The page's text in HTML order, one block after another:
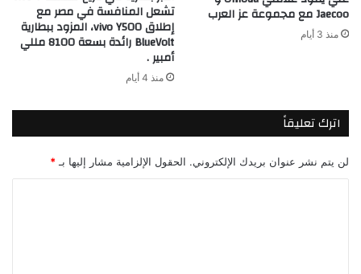
Jaecoo مع مجموعة عز العرب
منذ 3 أيام
تشعل المنافسة في مصر مع
إطلاق vivo Y500، المزود ببطارية
BlueVolt رائدة بسعة 8100 مللي
أمبير .
منذ 4 أيام
اترك تعليقاً
لن يتم نشر عنوان بريدك الإلكتروني. الحقول الإلزامية مشار إليها بـ *